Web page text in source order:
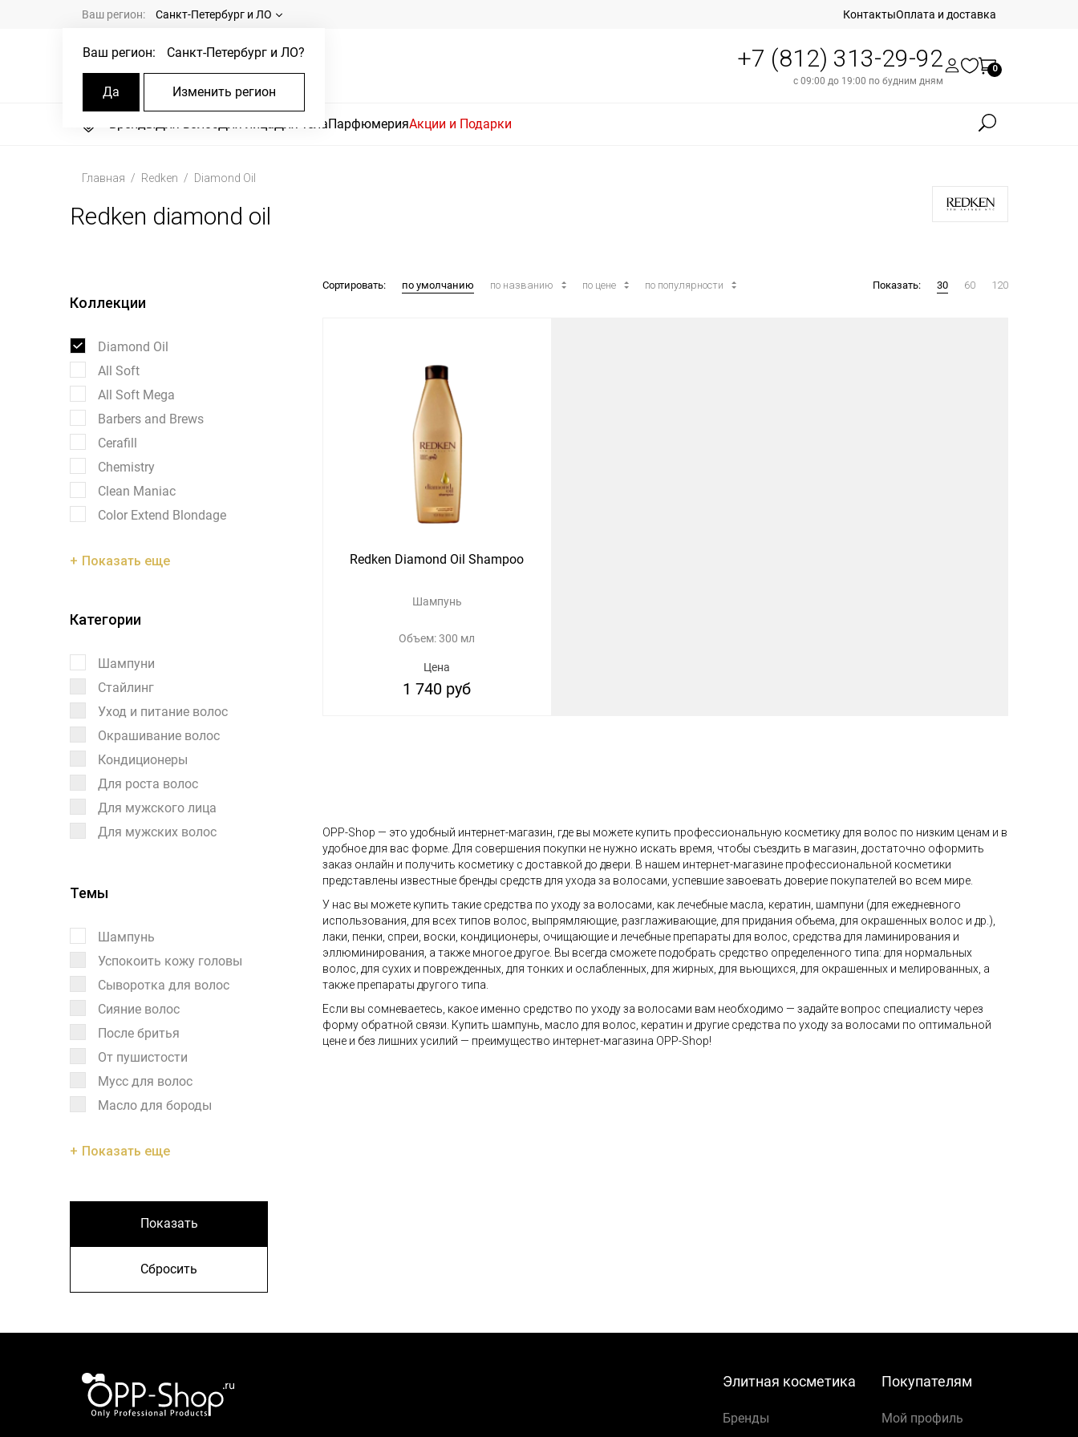
Ваш регион: Санкт-Петербург и ЛО
Ваш регион: Санкт-Петербург и ЛО?
Да Изменить регион
КонтактыОплата и доставка
+7 (812) 313-29-92
с 09:00 до 19:00 по будним дням
0
БрендыДля волосДля лицаДля телаПарфюмерияАкции и Подарки
Главная Redken Diamond Oil
Redken diamond oil
Коллекции
Diamond Oil
All Soft
All Soft Mega
Barbers and Brews
Cerafill
Chemistry
Clean Maniac
Color Extend Blondage
Показать еще
Категории
Шампуни
Стайлинг
Уход и питание волос
Окрашивание волос
Кондиционеры
Для роста волос
Для мужского лица
Для мужских волос
Темы
Шампунь
Успокоить кожу головы
Сыворотка для волос
Сияние волос
После бритья
От пушистости
Мусс для волос
Масло для бороды
Показать еще
Показать
Сбросить
Сортировать: по умолчанию по названию по цене по популярности Показать: 30 60 120
Redken Diamond Oil Shampoo
Шампунь
Объем: 300 мл
Цена
1 740 руб
OPP-Shop — это удобный интернет-магазин, где вы можете купить профессиональную косметику для волос по низким ценам и в
удобное для вас форме. Для совершения покупки не нужно искать время, чтобы съездить в магазин, достаточно оформить
заказ онлайн и получить косметику с доставкой до двери. В нашем интернет-магазине профессиональной косметики
представлены известные бренды средств для ухода за волосами, успевшие завоевать доверие покупателей во всем мире.
У нас вы можете купить такие средства по уходу за волосами, как лечебные масла, кератин, шампуни (для ежедневного
использования, для всех типов волос, выпрямляющие, разглаживающие, для придания объема, для окрашенных волос и др.),
лаки, пенки, спреи, воски, кондиционеры, очищающие и лечебные препараты для волос, средства для ламинирования и
эллюминирования, а также многое другое. Вы всегда сможете подобрать средство определенного типа: для нормальных
волос, для сухих и поврежденных, для тонких и ослабленных, для жирных, для вьющихся, для окрашенных и мелированных, а
также препараты другого типа.
Если вы сомневаетесь, какое именно средство по уходу за волосами вам необходимо — задайте вопрос специалисту через
форму обратной связи. Купить шампунь, масло для волос, кератин и другие средства по уходу за волосами по оптимальной
цене и без лишних усилий — преимущество интернет-магазина OPP-Shop!
Элитная косметика
Бренды
Покупателям
Мой профиль